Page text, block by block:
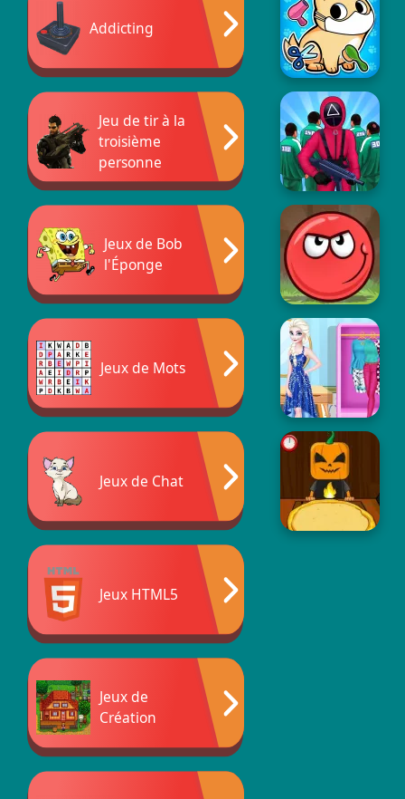
Addicting
Jeu de tir à la
troisième
personne
Jeux de Bob
l'Éponge
Jeux de Mots
Jeux de Chat
Jeux HTML5
Jeux de
Création